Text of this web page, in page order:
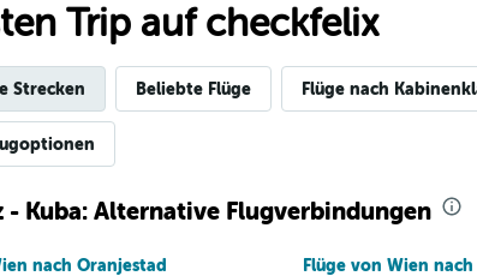
Trip auf checkfelix
Strecken Beliebte Flüge Flüge nach
- Kuba: Alternative Flugverbindungen
nach Oranjestad Flüge von Wien